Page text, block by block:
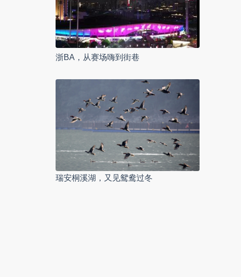
浙BA，从赛场嗨到街巷
瑞安桐溪湖，又见鸳鸯过冬